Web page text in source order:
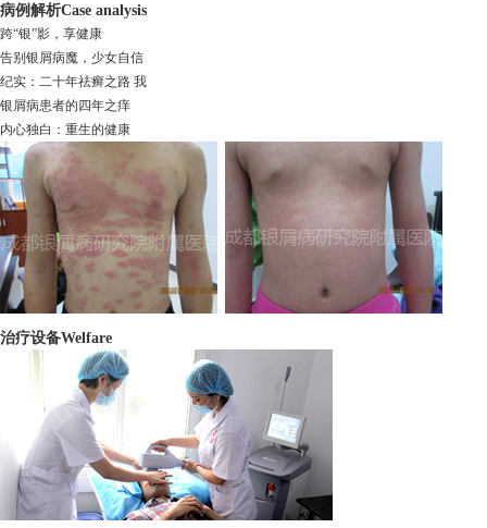
病例解析Case analysis
跨“银”影，享健康
告别银屑病魔，少女自信
纪实：二十年祛癣之路 我
银屑病患者的四年之痒
内心独白：重生的健康
治疗设备Welfare